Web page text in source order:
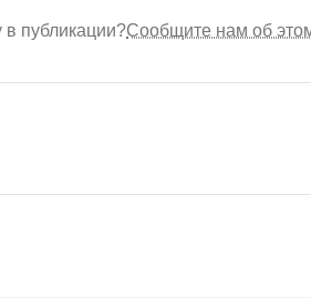
публикации?Сообщите нам об